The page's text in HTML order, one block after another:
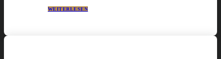
WEITERLESEN